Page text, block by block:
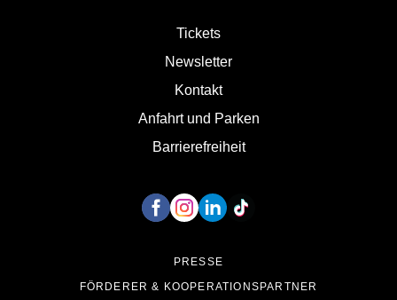
Tickets
Newsletter
Kontakt
Anfahrt und Parken
Barrierefreiheit
Unsere Social Media Kanäle
PRESSE
FÖRDERER & KOOPERATIONSPARTNER